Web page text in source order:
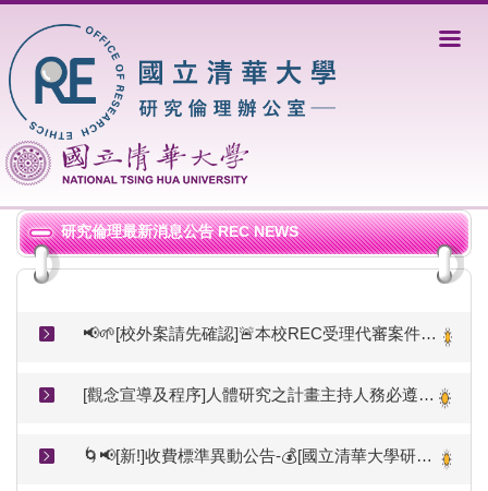
到
主
要
內
區
研究倫理最新消息公告 REC NEWS
📢🌱[校外案請先確認]🚨本校REC受理代審案件以與本校簽訂委託契約且屬簽約審查範圍內者為限(準備電子檔前請先洽詢是否可受理）
[觀念宣導及程序]人體研究之計畫主持人務必遵從本校研究倫理審查規範送審(教育部函文)
🌀📢[新!]收費標準異動公告-💰[國立清華大學研究倫理審查服務費用收支管理要點(115.03.19修正，115.06.01啟用)